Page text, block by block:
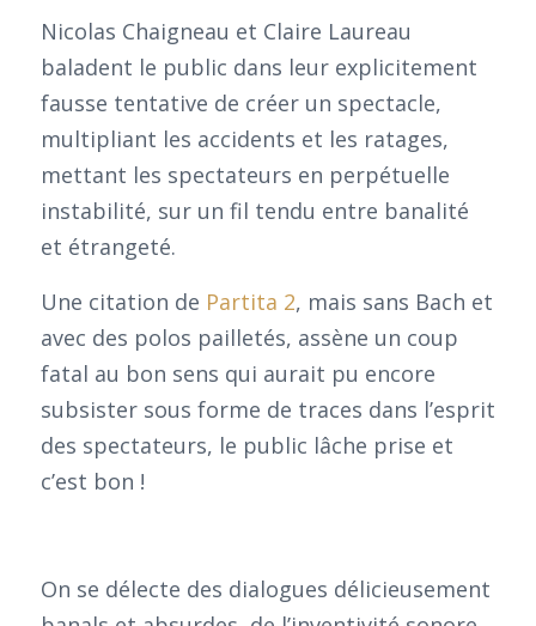
Nicolas Chaigneau et Claire Laureau
baladent le public dans leur explicitement
fausse tentative de créer un spectacle,
multipliant les accidents et les ratages,
mettant les spectateurs en perpétuelle
instabilité, sur un fil tendu entre banalité
et étrangeté.
Une citation de Partita 2, mais sans Bach et
avec des polos pailletés, assène un coup
fatal au bon sens qui aurait pu encore
subsister sous forme de traces dans l’esprit
des spectateurs, le public lâche prise et
c’est bon !
On se délecte des dialogues délicieusement